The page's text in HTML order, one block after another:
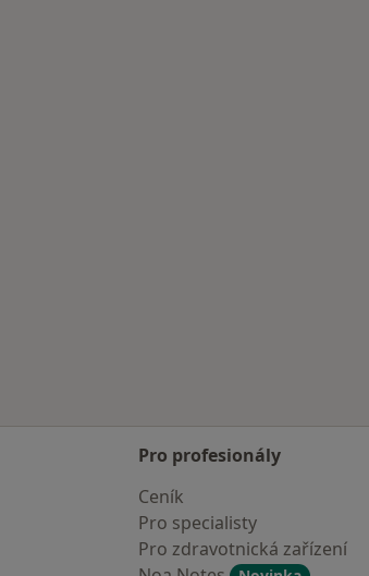
Pro profesionály
Ceník
Pro specialisty
Pro zdravotnická zařízení